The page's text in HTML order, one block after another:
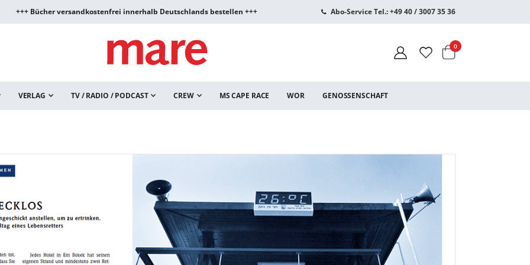
+++ Bücher versandkostenfrei innerhalb Deutschlands bestellen +++ Abo-Service Tel.: +49 40 / 3007 35 36
Warenkorb
0Artikel
VERLAG TV / RADIO / PODCAST CREW MS CAPE RACE WOR GENOSSENSCHAFT